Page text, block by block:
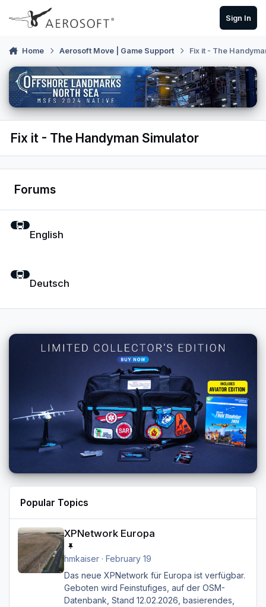
Skip to content
Sign In
Home Aerosoft Move | Game Support Fix it - The
Fix it - The Handyman Simulator
Forums
English
Deutsch
Popular Topics
XPNetwork Europa
hmkaiser· February 19
Das neue XPNetwork für Europa ist verfügbar.
Geboten wird Feinstufiges, auf der OSM-
Datenbank, Stand 12.02.2026, basierendes,